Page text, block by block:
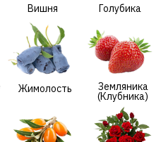
Роза
Яблоня